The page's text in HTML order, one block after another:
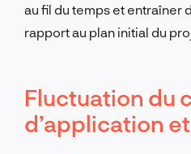
au fil du temps et entraîner
rapport au plan initial du
Fluctuation du
d’application